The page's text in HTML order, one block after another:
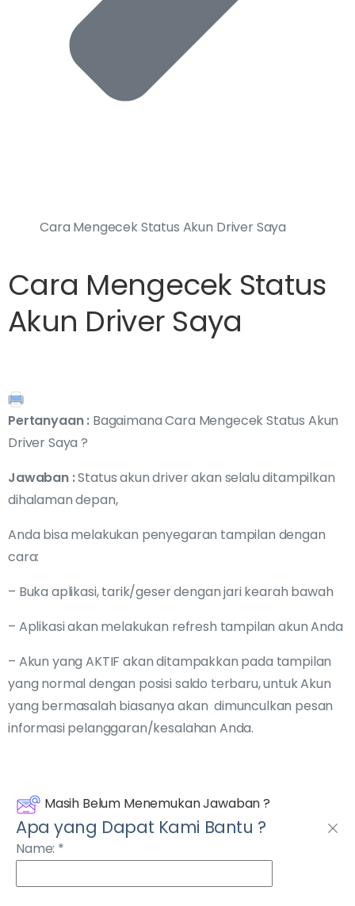
Cara Mengecek Status Akun Driver Saya
Cara Mengecek Status
Akun Driver Saya
Pertanyaan : Bagaimana Cara Mengecek Status Akun
Driver Saya ?
Jawaban :Status akun driver akan selalu ditampilkan
dihalaman depan,
Anda bisa melakukan penyegaran tampilan dengan
cara:
– Buka aplikasi, tarik/geser dengan jari kearah bawah
– Aplikasi akan melakukan refresh tampilan akun Anda
– Akun yang AKTIF akan ditampakkan pada tampilan
yang normal dengan posisi saldo terbaru, untuk Akun
yang bermasalah biasanya akan dimunculkan pesan
informasi pelanggaran/kesalahan Anda.
Masih Belum Menemukan Jawaban ?
Apa yang Dapat Kami Bantu ?
Name: *